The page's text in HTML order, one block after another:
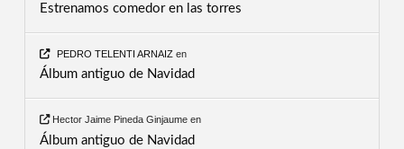
Estrenamos comedor en las torres
PEDRO TELENTI ARNAIZen
Álbum antiguo de Navidad
Hector Jaime Pineda Ginjaume en
Álbum antiguo de Navidad